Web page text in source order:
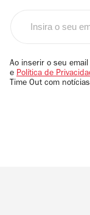
email
Ao inserir o seu
e Política de
Time Out com